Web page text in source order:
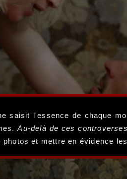
saisit l'essence de chaque
Au-delà de ces controverses
et mettre en évidence